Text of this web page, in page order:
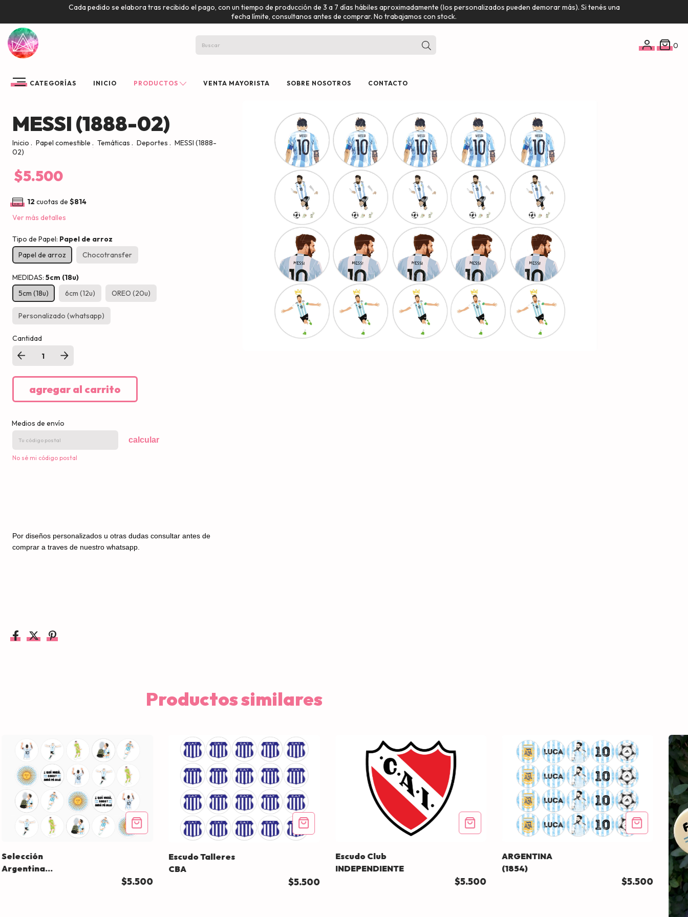
Cada pedido se elabora tras recibido el pago, con un tiempo de producción de 3 a 7 días hábiles aproximadamente (los personalizados pueden demorar más). Si tenés una
fecha límite, consultanos antes de comprar. No trabajamos con stock.
0
CATEGORÍAS INICIO PRODUCTOS VENTA MAYORISTA SOBRE NOSOTROS CONTACTO
MESSI (1888-02)
Inicio . Papel comestible . Temáticas . Deportes . MESSI (1888-
02)
$5.500
12 cuotas de $814
Ver más detalles
Tipo de Papel: Papel de arroz
Papel de arroz
Chocotransfer
MEDIDAS: 5cm (18u)
5cm (18u)
6cm (12u) OREO (20u)
Personalizado (whatsapp)
Cantidad
Medios de envío
calcular
No sé mi código postal
Por diseños personalizados u otras dudas consultar antes de
comprar a traves de nuestro whatsapp.
Productos similares
Selección
Argentina
$5.500
Escudo Talleres
CBA
$5.500
Escudo Club
INDEPENDIENTE
$5.500
ARGENTINA
(1854)
$5.500